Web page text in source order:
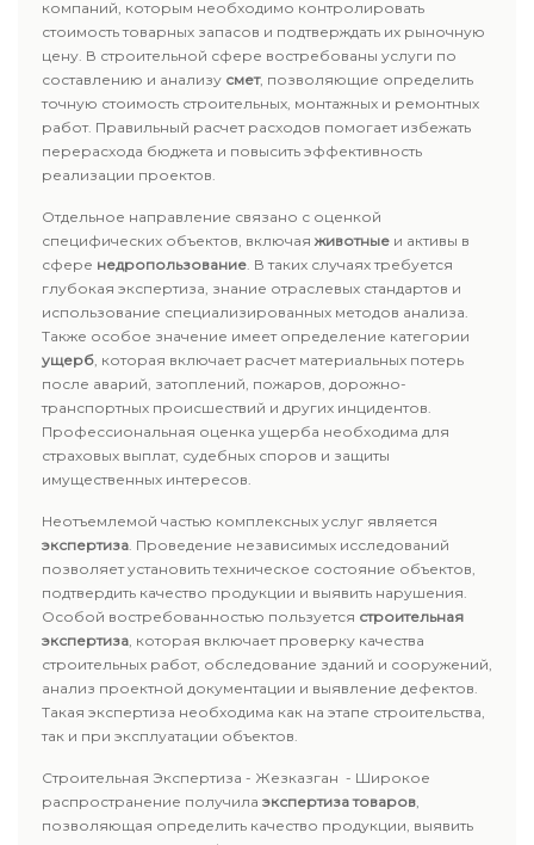
компаний, которым необходимо контролировать
стоимость товарных запасов и подтверждать их рыночную
цену. В строительной сфере востребованы услуги по
составлению и анализу смет, позволяющие определить
точную стоимость строительных, монтажных и ремонтных
работ. Правильный расчет расходов помогает избежать
перерасхода бюджета и повысить эффективность
реализации проектов.
Отдельное направление связано с оценкой
специфических объектов, включаяживотные и активы в
сфере недропользование. В таких случаях требуется
глубокая экспертиза, знание отраслевых стандартов и
использование специализированных методов анализа.
Также особое значение имеет определение категории
ущерб, которая включает расчет материальных потерь
после аварий, затоплений, пожаров, дорожно-
транспортных происшествий и других инцидентов.
Профессиональная оценка ущерба необходима для
страховых выплат, судебных споров и защиты
имущественных интересов.
Неотъемлемой частью комплексных услуг является
экспертиза. Проведение независимых исследований
позволяет установить техническое состояние объектов,
подтвердить качество продукции и выявить нарушения.
Особой востребованностью пользуется строительная
экспертиза, которая включает проверку качества
строительных работ, обследование зданий и сооружений,
анализ проектной документации и выявление дефектов.
Такая экспертиза необходима как на этапе строительства,
так и при эксплуатации объектов.
Строительная Экспертиза - Жезказган - Широкое
распространение получила экспертиза товаров,
позволяющая определить качество продукции, выявить